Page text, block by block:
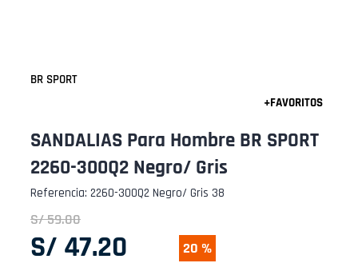
BR SPORT
SANDALIAS Para Hombre BR SPORT
2260-300Q2 Negro/ Gris
Referencia: 2260-300Q2 Negro/ Gris 38
S/59.00
S/ 47.20 20 %